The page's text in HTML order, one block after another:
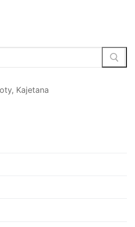
, Kajetana